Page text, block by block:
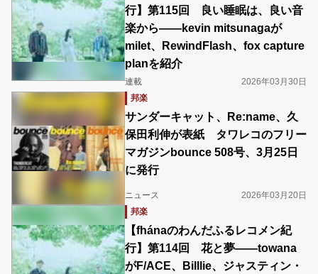
行】第115回 良い睡眠は、良い音
楽から――kevin mitsunagaが
milet、RewindFlash、fox capture
planを紹介
連載
2026年03月30日
邦楽
サンダーキャット、Re:name、久
保田利伸が表紙 タワレコのフリー
マガジンbounce 508号、3月25日
に発行
ニュース
2026年03月20日
邦楽
【fhánaのわんだふるレコメン紀
行】第114回 花と夢――towana
がF/ACE、Billlie、ジャスティン・